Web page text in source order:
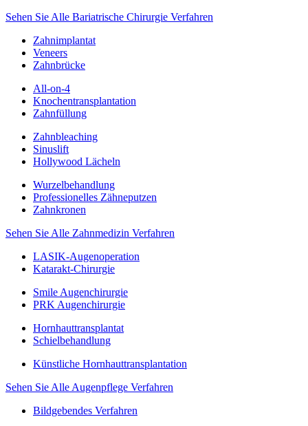
Sehen Sie Alle Bariatrische Chirurgie Verfahren
Zahnimplantat
Veneers
Zahnbrücke
All-on-4
Knochentransplantation
Zahnfüllung
Zahnbleaching
Sinuslift
Hollywood Lächeln
Wurzelbehandlung
Professionelles Zähneputzen
Zahnkronen
Sehen Sie Alle Zahnmedizin Verfahren
LASIK-Augenoperation
Katarakt-Chirurgie
Smile Augenchirurgie
PRK Augenchirurgie
Hornhauttransplantat
Schielbehandlung
Künstliche Hornhauttransplantation
Sehen Sie Alle Augenpflege Verfahren
Bildgebendes Verfahren